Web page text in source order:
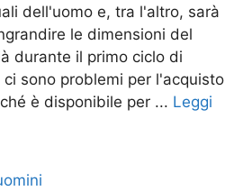
dell'uomo e, tra l'altro, sarà
le dimensioni del
durante il primo ciclo di
sono problemi per l'acquisto
è disponibile per ... Leggi